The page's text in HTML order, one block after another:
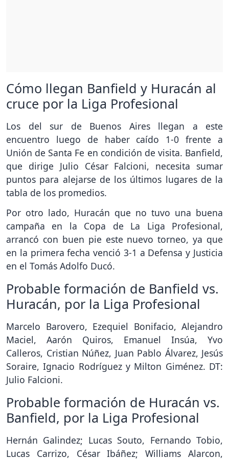
Cómo llegan Banfield y Huracán al
cruce por la Liga Profesional
Los del sur de Buenos Aires llegan a este
encuentro luego de haber caído 1-0 frente a
Unión de Santa Fe en condición de visita. Banfield,
que dirige Julio César Falcioni, necesita sumar
puntos para alejarse de los últimos lugares de la
tabla de los promedios.
Por otro lado, Huracán que no tuvo una buena
campaña en la Copa de La Liga Profesional,
arrancó con buen pie este nuevo torneo, ya que
en la primera fecha venció 3-1 a Defensa y Justicia
en el Tomás Adolfo Ducó.
Probable formación de Banfield vs.
Huracán, por la Liga Profesional
Marcelo Barovero, Ezequiel Bonifacio, Alejandro
Maciel, Aarón Quiros, Emanuel Insúa, Yvo
Calleros, Cristian Núñez, Juan Pablo Álvarez, Jesús
Soraire, Ignacio Rodríguez y Milton Giménez. DT:
Julio Falcioni.
Probable formación de Huracán vs.
Banfield, por la Liga Profesional
Hernán Galindez; Lucas Souto, Fernando Tobio,
Lucas Carrizo, César Ibáñez; Williams Alarcon,